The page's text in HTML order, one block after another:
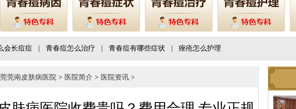
会长痘痘 青春痘怎么治疗 青春痘有哪些症状 痤疮怎么护理
莞南皮肤病医院 > 医院简介 > 医院资讯 >